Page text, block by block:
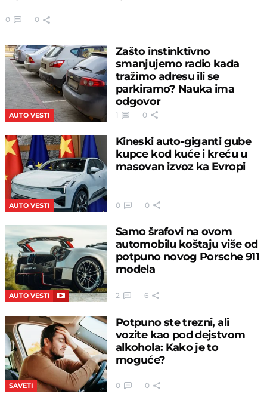
0 0
AUTO VESTI
Zašto instinktivno
smanjujemo radio kada
tražimo adresu ili se
parkiramo? Nauka ima
odgovor
1 0
AUTO VESTI
Kineski auto-giganti gube
kupce kod kuće i kreću u
masovan izvoz ka Evropi
0 0
AUTO VESTI
Samo šrafovi na ovom
automobilu koštaju više od
potpuno novog Porsche 911
modela
2 6
SAVETI
Potpuno ste trezni, ali
vozite kao pod dejstvom
alkohola: Kako je to
moguće?
0 0